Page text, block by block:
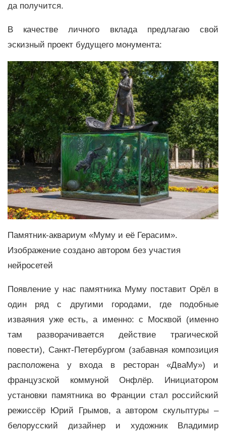
да получится.
В качестве личного вклада предлагаю свой
эскизный проект будущего монумента:
Памятник-аквариум «Муму и её Герасим».
Изображение создано автором без участия
нейросетей
Появление у нас памятника Муму поставит Орёл в
один ряд с другими городами, где подобные
изваяния уже есть, а именно: с Москвой (именно
там разворачивается действие трагической
повести), Санкт-Петербургом (забавная композиция
расположена у входа в ресторан «ДваМу») и
французской коммуной Онфлёр. Инициатором
установки памятника во Франции стал российский
режиссёр Юрий Грымов, а автором скульптуры –
белорусский дизайнер и художник Владимир